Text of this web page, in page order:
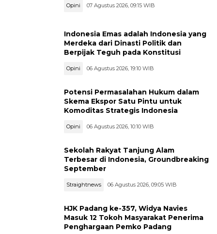
Opini 07 Agustus 2026, 09:15 WIB
Indonesia Emas adalah Indonesia yang
Merdeka dari Dinasti Politik dan
Berpijak Teguh pada Konstitusi
Opini 06 Agustus 2026, 19:10 WIB
Potensi Permasalahan Hukum dalam
Skema Ekspor Satu Pintu untuk
Komoditas Strategis Indonesia
Opini 06 Agustus 2026, 10:10 WIB
Sekolah Rakyat Tanjung Alam
Terbesar di Indonesia, Groundbreaking
September
Straightnews 06 Agustus 2026, 09:05 WIB
HJK Padang ke-357, Widya Navies
Masuk 12 Tokoh Masyarakat Penerima
Penghargaan Pemko Padang